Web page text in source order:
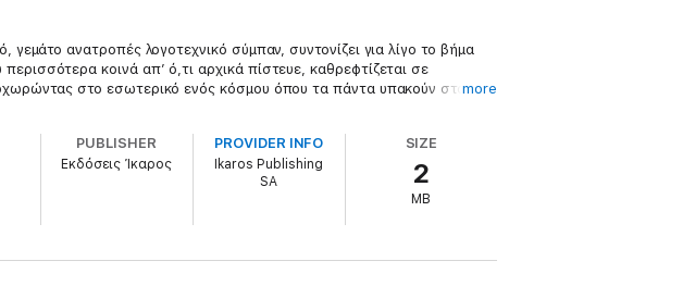
ανατροπές λογοτεχνικό σύμπαν, συντονίζει για λίγο το βήμα
κοινά απ’ ό,τι αρχικά πίστευε, καθρεφτίζεται σε
στο εσωτερικό ενός κόσμου όπου τα πάντα υπακούν στονmore
PUBLISHER
Εκδόσεις Ίκαρος
PROVIDER INFO
Ikaros Publishing
SA
SIZE
2
MB